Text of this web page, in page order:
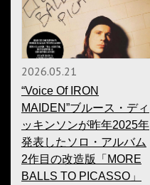
2026.05.21
“Voice Of IRON
MAIDEN”ブルース・ディ
ッキンソンが昨年2025年
発表したソロ・アルバム
2作目の改造版「MORE
BALLS TO PICASSO」